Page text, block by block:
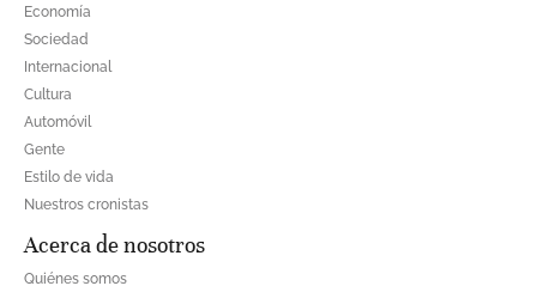
Economía
Sociedad
Internacional
Cultura
Automóvil
Gente
Estilo de vida
Nuestros cronistas
Acerca de nosotros
Quiénes somos